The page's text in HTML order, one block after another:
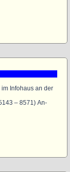
Infohaus an der
– 8571) An-